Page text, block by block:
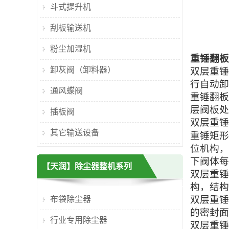
重锤翻
双层重
行自动
重锤翻
层阀板
双层重锤
重锤矩
位机构
下阀体
双层重
构，结
双层重
的密封
双层重
斗式提升机
刮板输送机
粉尘加湿机
卸灰阀（卸料器）
通风蝶阀
插板阀
其它输送设备
【天润】除尘器整机系列
布袋除尘器
行业专用除尘器